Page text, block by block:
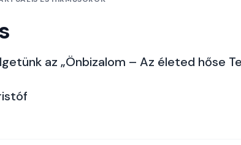
az „Önbizalom – Az életed hőse